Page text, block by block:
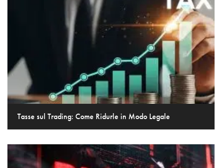
Tasse sul Trading: Come Ridurle in Modo Legale